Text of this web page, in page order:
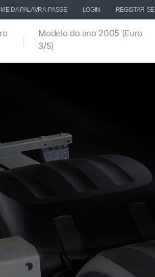
DA PALAVRA-PASSE LOGIN REGISTAR-SE
Modelo do ano 2005 (Euro
3/5)